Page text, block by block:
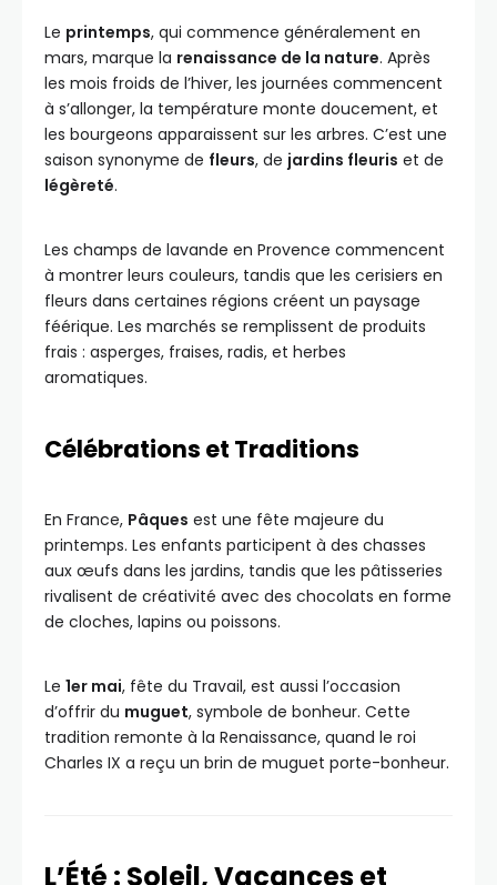
Le printemps, qui commence généralement en
mars, marque la renaissance de la nature. Après
les mois froids de l’hiver, les journées commencent
à s’allonger, la température monte doucement, et
les bourgeons apparaissent sur les arbres. C’est une
saison synonyme de fleurs, de jardins fleuris et de
légèreté.
Les champs de lavande en Provence commencent
à montrer leurs couleurs, tandis que les cerisiers en
fleurs dans certaines régions créent un paysage
féérique. Les marchés se remplissent de produits
frais : asperges, fraises, radis, et herbes
aromatiques.
Célébrations et Traditions
En France, Pâques est une fête majeure du
printemps. Les enfants participent à des chasses
aux œufs dans les jardins, tandis que les pâtisseries
rivalisent de créativité avec des chocolats en forme
de cloches, lapins ou poissons.
Le 1er mai, fête du Travail, est aussi l’occasion
d’offrir du muguet, symbole de bonheur. Cette
tradition remonte à la Renaissance, quand le roi
Charles IX a reçu un brin de muguet porte-bonheur.
L’Été : Soleil, Vacances et